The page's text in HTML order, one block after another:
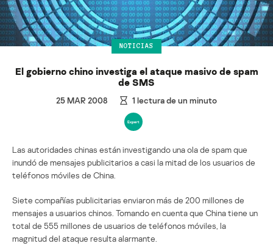
NOTICIAS
El gobierno chino investiga el ataque masivo de spam
de SMS
25 MAR 2008 1 lectura de un minuto
Las autoridades chinas están investigando una ola de spam que
inundó de mensajes publicitarios a casi la mitad de los usuarios de
teléfonos móviles de China.
Siete compañías publicitarias enviaron más de 200 millones de
mensajes a usuarios chinos. Tomando en cuenta que China tiene un
total de 555 millones de usuarios de teléfonos móviles, la
magnitud del ataque resulta alarmante.